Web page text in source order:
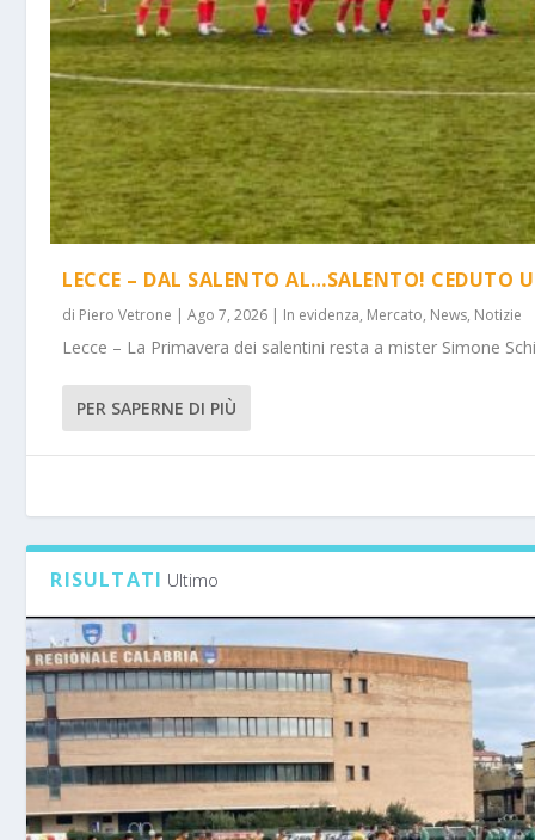
LECCE – DAL SALENTO AL…SALENTO! CEDUTO
di Piero Vetrone |Ago 7, 2026 | In evidenza, Mercato, News, Notizie
Lecce – La Primavera dei salentini resta a mister Simone
PER SAPERNE DI PIÙ
RISULTATI Ultimo